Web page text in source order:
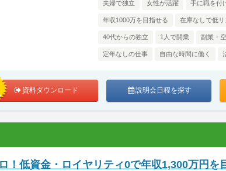
夫婦で独立 女性が活躍 手に職を付
年収1000万を目指せる 在庫なしで低リ
40代からの独立 1人で開業 副業・
定年なしの仕事 自由な時間に働く
資料ダウンロード 説明会日程を探す
！低資金・ロイヤリティ0で年収1,300万円を